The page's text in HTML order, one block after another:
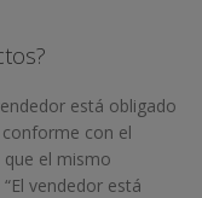
está obligado
con el
el mismo
vendedor está